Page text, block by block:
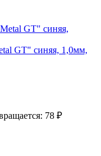
GT" синяя, 1,0мм,
78 ₽